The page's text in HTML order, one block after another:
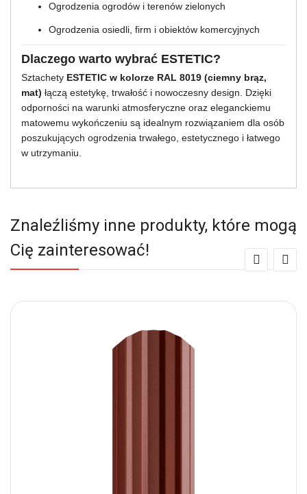
Ogrodzenia ogrodów i terenów zielonych
Ogrodzenia osiedli, firm i obiektów komercyjnych
Dlaczego warto wybrać ESTETIC?
Sztachety ESTETIC w kolorze RAL 8019 (ciemny brąz,
mat) łączą estetykę, trwałość i nowoczesny design. Dzięki
odporności na warunki atmosferyczne oraz eleganckiemu
matowemu wykończeniu są idealnym rozwiązaniem dla osób
poszukujących ogrodzenia trwałego, estetycznego i łatwego
w utrzymaniu.
Znaleźliśmy inne produkty, które mogą
Cię zainteresować!